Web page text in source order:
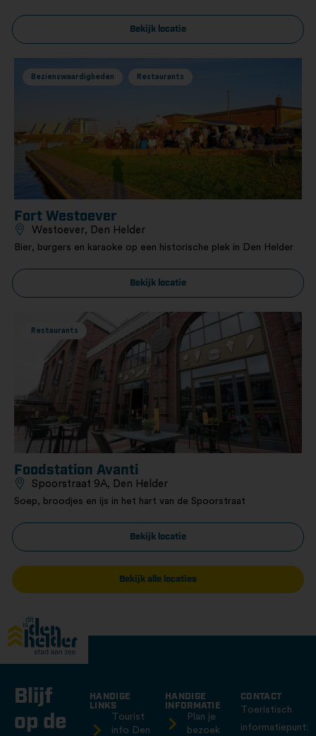
Bekijk locatie
Bezienswaardigheden Restaurants
Fort Westoever
Westoever, Den Helder
Bier, burgers en karaoke op een historische plek in Den Helder
Bekijk locatie
Restaurants
Foodstation Avanti
Spoorstraat 9A, Den Helder
Soep, broodjes en ijs in het hart van de Spoorstraat
Bekijk locatie
Bekijk alle locaties
Blijf
op de
HANDIGE
LINKS
Tourist
info Den
HANDIGE
INFORMATIE
Plan je
bezoek
CONTACT
Toeristisch
informatiepunt: